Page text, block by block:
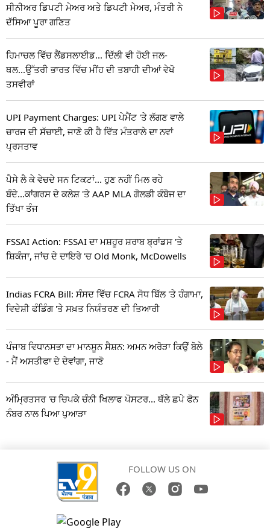
ਸੀਨੀਅਰ ਡਿਪਟੀ ਮੇਅਰ ਅਤੇ ਡਿਪਟੀ ਮੇਅਰ, ਮੰਤਰੀ ਨੇ
ਦੱਸਿਆ ਪੂਰਾ ਗਣਿਤ
ਹਿਮਾਚਲ ਵਿੱਚ ਲੈਂਡਸਲਾਈਡ... ਦਿੱਲੀ ਵੀ ਹੋਈ ਜਲ-
ਥਲ...ਉੱਤਰੀ ਭਾਰਤ ਵਿੱਚ ਮੀਂਹ ਦੀ ਤਬਾਹੀ ਦੀਆਂ ਵੇਖੋ
ਤਸਵੀਰਾਂ
UPI Payment Charges: UPI ਪੇਮੈਂਟ 'ਤੇ ਲੱਗਣ ਵਾਲੇ
ਚਾਰਜ ਦੀ ਸੱਚਾਈ, ਜਾਣੋ ਕੀ ਹੈ ਵਿੱਤ ਮੰਤਰਾਲੇ ਦਾ ਨਵਾਂ
ਪ੍ਰਸਤਾਵ
ਪੈਸੇ ਲੈ ਕੇ ਵੇਚਦੇ ਸਨ ਟਿਕਟਾਂ... ਹੁਣ ਨਹੀਂ ਮਿਲ ਰਹੇ
ਬੰਦੇ...ਕਾਂਗਰਸ ਦੇ ਕਲੇਸ਼ 'ਤੇ AAP MLA ਗੋਲਡੀ ਕੰਬੋਜ ਦਾ
ਤਿੱਖਾ ਤੰਜ
FSSAI Action: FSSAI ਦਾ ਮਸ਼ਹੂਰ ਸ਼ਰਾਬ ਬ੍ਰਾਂਡਸ 'ਤੇ
ਸ਼ਿਕੰਜਾ, ਜਾਂਚ ਦੇ ਦਾਇਰੇ 'ਚ Old Monk, McDowells
Indias FCRA Bill: ਸੰਸਦ ਵਿੱਚ FCRA ਸੋਧ ਬਿੱਲ 'ਤੇ ਹੰਗਾਮਾ,
ਵਿਦੇਸ਼ੀ ਫੰਡਿੰਗ 'ਤੇ ਸਖ਼ਤ ਨਿਯੰਤਰਣ ਦੀ ਤਿਆਰੀ
ਪੰਜਾਬ ਵਿਧਾਨਸਭਾ ਦਾ ਮਾਨਸੂਨ ਸੈਸ਼ਨ: ਅਮਨ ਅਰੋੜਾ ਕਿਉਂ ਬੋਲੇ
- ਮੈਂ ਅਸਤੀਫਾ ਦੇ ਦੇਵਾਂਗਾ, ਜਾਣੋ
ਅੰਮ੍ਰਿਤਸਰ 'ਚ ਚਿਪਕੇ ਚੰਨੀ ਖਿਲਾਫ ਪੋਸਟਰ... ਥੱਲੇ ਛਪੇ ਫੋਨ
ਨੰਬਰ ਨਾਲ ਪਿਆ ਪੁਆੜਾ
FOLLOW US ON